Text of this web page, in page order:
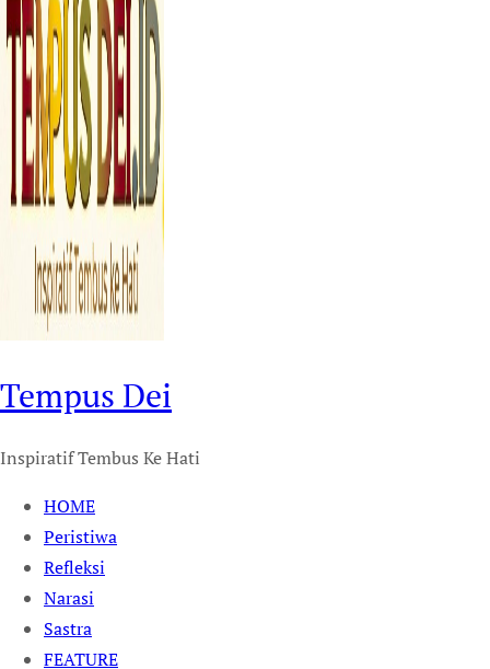
Tempus Dei
Inspiratif Tembus Ke Hati
HOME
Peristiwa
Refleksi
Narasi
Sastra
FEATURE